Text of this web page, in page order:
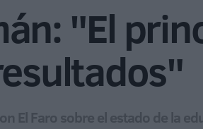
"El
El Faro sobre el estado de la